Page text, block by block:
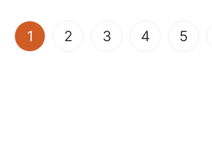
1 (current)
2 3 4 5